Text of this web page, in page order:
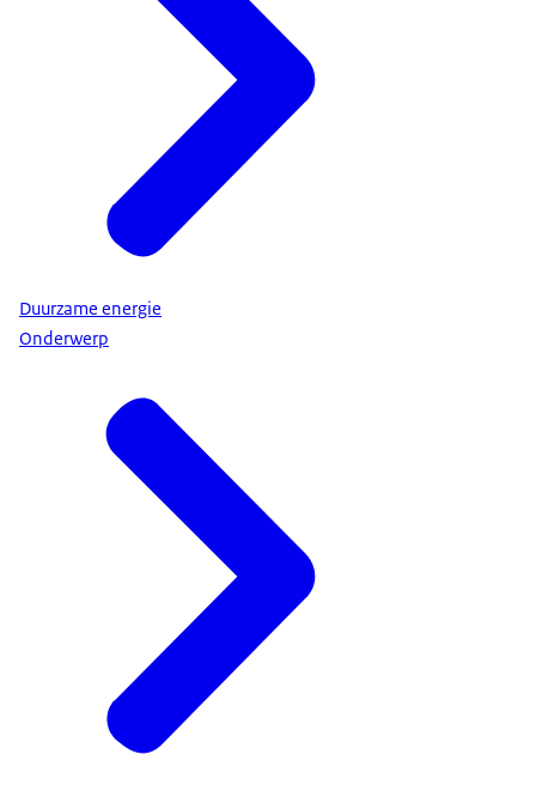
Duurzame energie
Onderwerp